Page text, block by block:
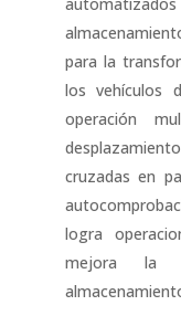
para la
los vehículos
operación
cruzadas en
logra
mejora la